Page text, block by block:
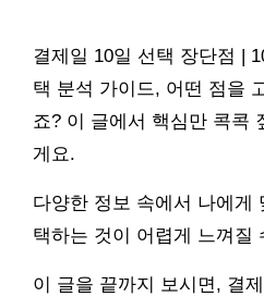
결제일 10일 선택 장단점 |
택 분석 가이드, 어떤 점을
죠? 이 글에서 핵심만 콕콕
게요.
다양한 정보 속에서 나에게
택하는 것이 어렵게 느껴질
이 글을 끝까지 보시면, 결